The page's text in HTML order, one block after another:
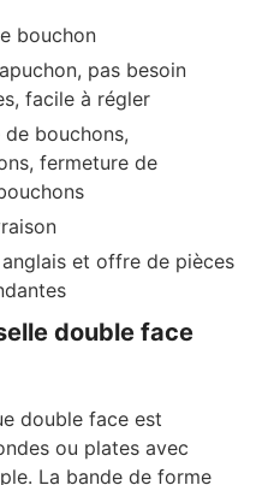
bouchon
pas besoin
facile à régler
bouchons,
fermeture de
et offre de pièces
double face
double face est
ou plates avec
La bande de forme